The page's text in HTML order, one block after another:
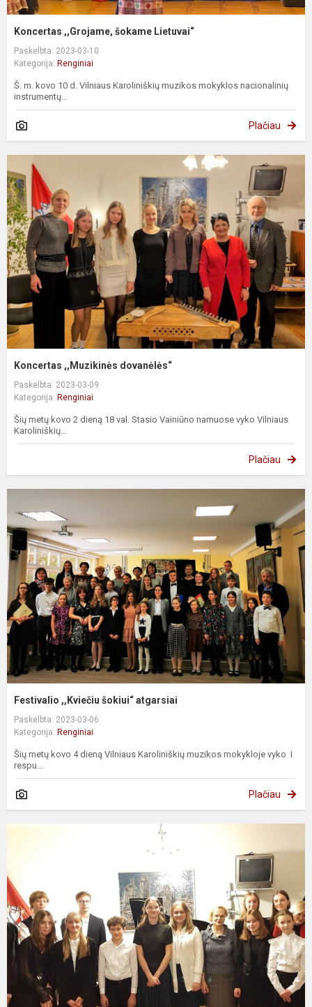
Koncertas ,,Grojame, šokame Lietuvai“
Paskelbta: 2023-03-10
Kategorija: Renginiai
Š. m. kovo 10 d. Vilniaus Karoliniškių muzikos mokyklos nacionalinių
instrumentų...
Plačiau
Koncertas ,,Muzikinės dovanėlės“
Paskelbta: 2023-03-09
Kategorija: Renginiai
Šių metų kovo 2 dieną 18 val. Stasio Vainiūno namuose vyko Vilniaus
Karoliniškių...
Plačiau
Festivalio ,,Kviečiu šokiui“ atgarsiai
Paskelbta: 2023-03-06
Kategorija: Renginiai
Šių metų kovo 4 dieną Vilniaus Karoliniškių muzikos mokykloje vyko I
respu...
Plačiau